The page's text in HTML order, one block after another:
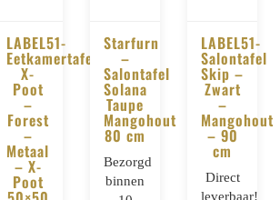
BESTELLEN
LABEL51-
Eetkamertafel
X-
Poot
–
Forest
–
Metaal
– X-
Poot
BESTELLEN
Starfurn
–
Salontafel
Solana
Taupe
Mangohout
80 cm
Bezorgd
binnen
BESTELLEN
LABEL51-
Salontafel
Skip –
Zwart
–
Mangohout
– 90
cm
Direct
leverbaar!